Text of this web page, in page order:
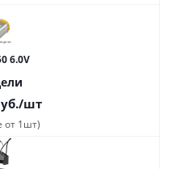
6.0V
/шт
от 1шт)